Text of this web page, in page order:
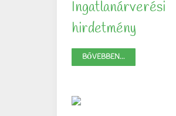
Ingatlanárverési
hirdetmény
BŐVEBBEN...